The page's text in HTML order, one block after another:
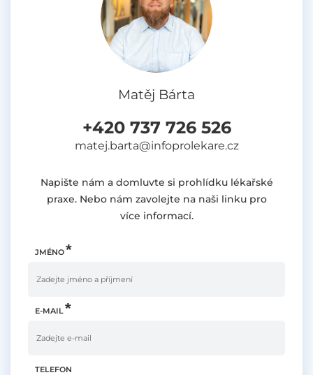
JMÉNO
E-MAIL
TELEFON
Matěj Bárta
+420 737 726 526
matej.barta@infoprolekare.cz
Napište nám a domluvte si prohlídku lékařské
praxe. Nebo nám zavolejte na naši linku pro
více informací.